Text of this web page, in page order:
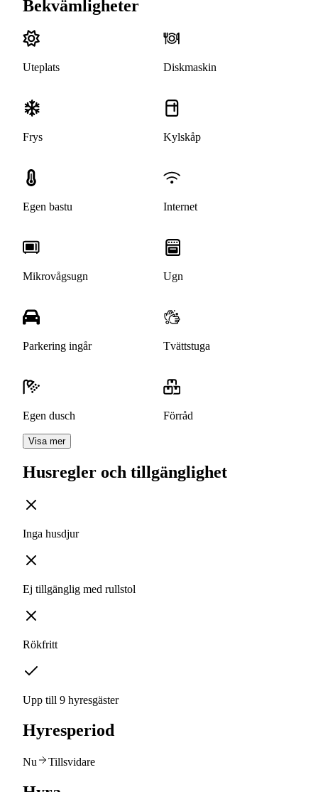
Bekvämligheter
Uteplats Diskmaskin
Frys Kylskåp
Egen bastu Internet
Mikrovågsugn Ugn
Parkering ingår Tvättstuga
Egen dusch Förråd
Visa mer
Husregler och tillgänglighet
Inga husdjur
Ej tillgänglig med rullstol
Rökfritt
Upp till 9 hyresgäster
Hyresperiod
Nu Tillsvidare